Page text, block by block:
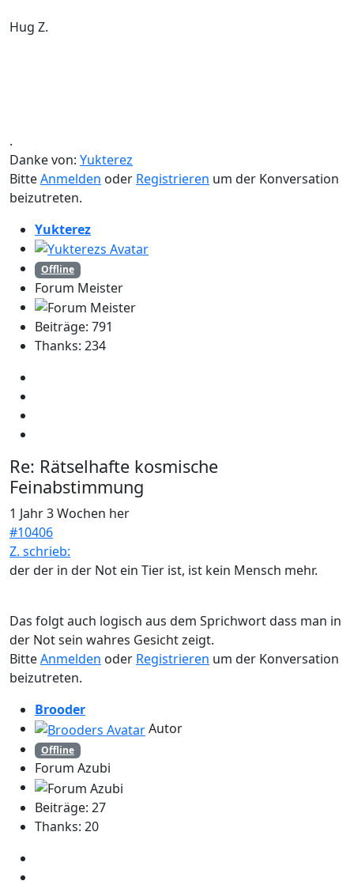
Hug Z.
.
Danke von: Yukterez
BitteAnmelden oder Registrieren um der Konversation
beizutreten.
Yukterez
Offline
Forum Meister
Beiträge: 791
Thanks: 234
Re: Rätselhafte kosmische
Feinabstimmung
1 Jahr 3 Wochen her
#10406
Z. schrieb:
der der in der Not ein Tier ist, ist kein Mensch mehr.
Das folgt auch logisch aus dem Sprichwort dass man in
der Not sein wahres Gesicht zeigt.
BitteAnmelden oder Registrieren um der Konversation
beizutreten.
Brooder
Autor
Offline
Forum Azubi
Beiträge: 27
Thanks: 20